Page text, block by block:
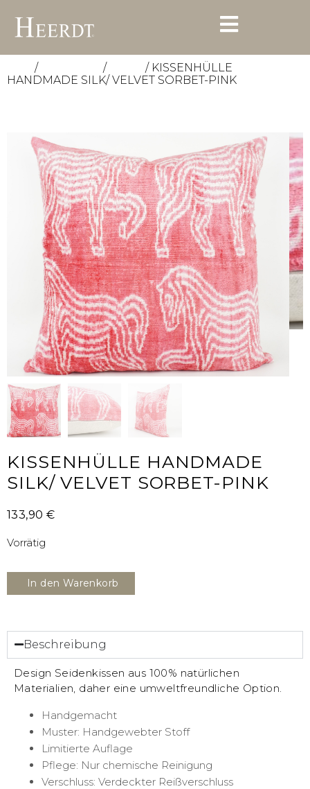
/ /
/ KISSENHÜLLE
HANDMADE SILK/ VELVET SORBET-PINK
KISSENHÜLLE HANDMADE
SILK/ VELVET SORBET-PINK
133,90 €
Vorrätig
In den Warenkorb
Beschreibung
Design Seidenkissen aus 100% natürlichen
Materialien, daher eine umweltfreundliche Option.
Handgemacht
Muster: Handgewebter Stoff
Limitierte Auflage
Pflege: Nur chemische Reinigung
Verschluss: Verdeckter Reißverschluss